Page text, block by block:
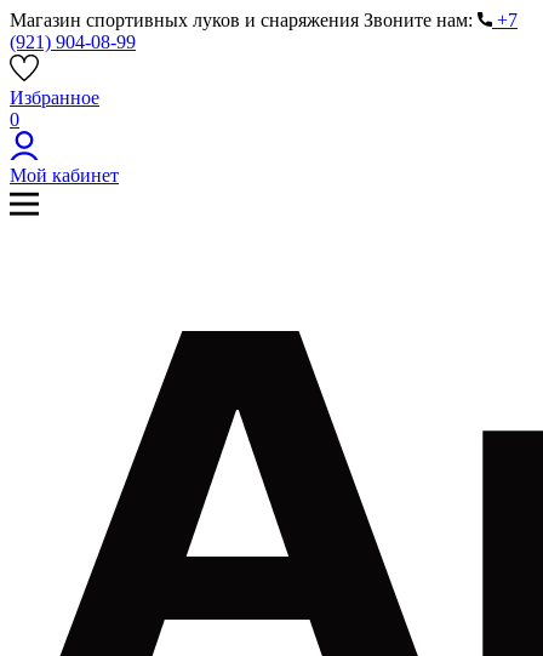
Магазин спортивных луков и снаряжения Звоните нам:
+7
(921) 904-08-99
Избранное
0
Мой кабинет